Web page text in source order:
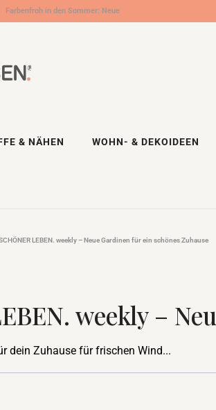
Wir sind „Shop des Monats“ bei DIY
& NÄHEN WOHN- & DEKOIDEEN
LEBEN. weekly – Neue Gardinen für ein schönes Zuhause
weekly –
dein Zuhause für frischen Wind